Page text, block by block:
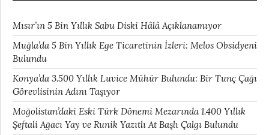
Mısır’ın 5 Bin Yıllık Sabu Diski Hâlâ Açıklanamıyor
Muğla’da 5 Bin Yıllık Ege Ticaretinin İzleri: Melos Obsidyeni
Bulundu
Konya’da 3.500 Yıllık Luvice Mühür Bulundu: Bir Tunç Çağı
Görevlisinin Adını Taşıyor
Moğolistan’daki Eski Türk Dönemi Mezarında 1.400 Yıllık
Şeftali Ağacı Yay ve Runik Yazıtlı At Başlı Çalgı Bulundu